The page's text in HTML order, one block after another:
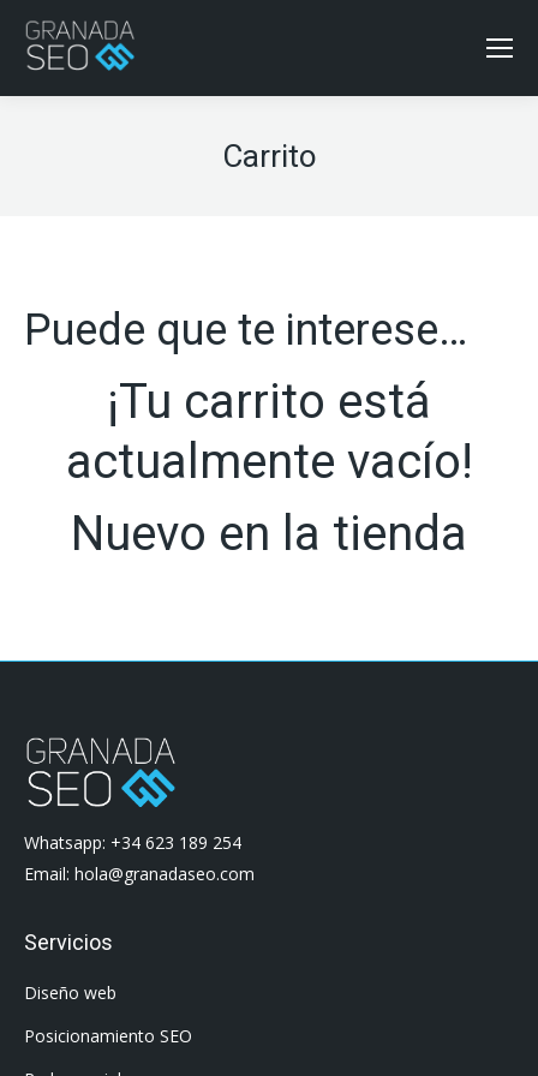
Carrito
Puede que te interese…
¡Tu carrito está
actualmente vacío!
Nuevo en la tienda
Whatsapp: +34 623 189 254
Email: hola@granadaseo.com
Servicios
Diseño web
Posicionamiento SEO